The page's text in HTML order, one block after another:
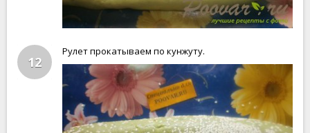
12
Рулет прокатываем по кунжуту.